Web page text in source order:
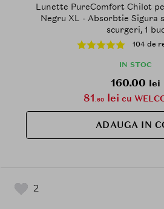
Lunette PureComfort Chilot
Negru XL - Absorbtie Sigura
scurgeri, 1
104 de
IN STOC
160.00 lei
81.60lei cu
ADAUGA IN
2